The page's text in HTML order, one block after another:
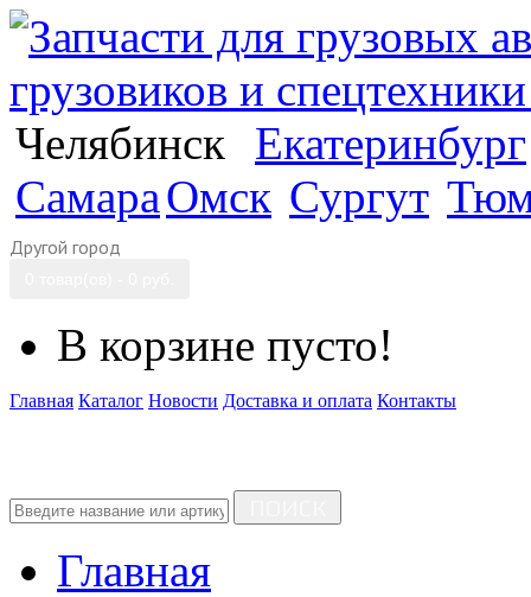
Челябинск
Екатеринбург
СамараОмск Сургут
Другой город
В корзине пусто!
Главная Каталог Новости Доставка и оплата Контакты
Главная